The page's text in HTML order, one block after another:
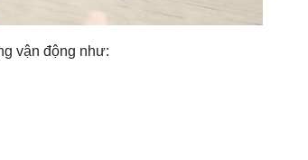
vận động như: